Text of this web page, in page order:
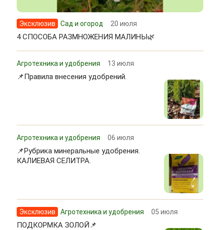
Эксклюзив Сад и огород 20 июля
4 СПОСОБА РАЗМНОЖЕНИЯ МАЛИНЫ🌿
Агротехника и удобрения 13 июля
📌Правила внесения удобрений.
Агротехника и удобрения 06 июля
📌Рубрика минеральные удобрения.
КАЛИЕВАЯ СЕЛИТРА.
Эксклюзив Агротехника и удобрения 05 июля
ПОДКОРМКА ЗОЛОЙ📌